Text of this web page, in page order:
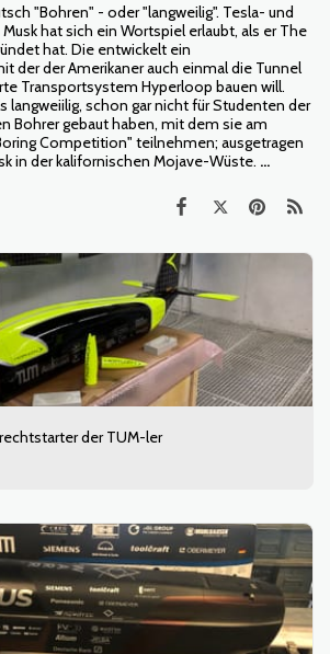
"Bohren" - oder "langweilig". Tesla- und
hat sich ein Wortspiel erlaubt, als er The
hat. Die entwickelt ein
der der Amerikaner auch einmal die Tunnel
Transportsystem Hyperloop bauen will.
langweiilig, schon gar nicht für Studenten der
Bohrer gebaut haben, mit dem sie am
Competition" teilnehmen; ausgetragen
in der kalifornischen Mojave-Wüste. ...
der TUM-ler